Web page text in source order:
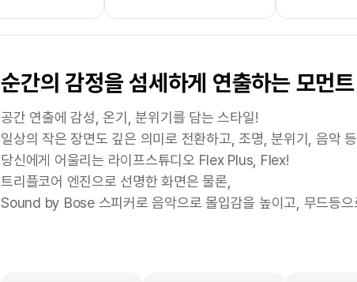
마음껏 포토출력을 하고 싶은 즐거움 추
인생 여행을 위해 여권을 준비하는데 간단히 셀프 출력을 하고
학교 숙제로 가족 사진을 당장 가져가야 하는 상황에서 손쉽게
내가 좋아하는 스타의 모습을 포토카드로 만들고 스페셜한 종이
다양한 잉크 컬러 구성과 포토용 잉크를 사용하여 포토 & 그래픽
문서출력 위주의 소규모 사업자 및 스타
스타트업 및 소규모 사업자의 경우 출력의 니즈가 불규칙하게 발
프린터가 꼭 필요한 경우라면 넉넉한 잉크 용량과 빠른 출력 속
력속도, 높은 출력 품질, ADF, 대용량 급지함, 유ㆍ무선 네트워
줍니다.
좁은 공간에서 간편하게 스캔하고 싶으
책상 위 다양한 전자기기로 공간이 협소해도 OK!
협소한 공간에서도 프린트물, 유인물을 손쉽게 전자화하여 나만
엡손의 텍스트 향상, 색상 제거, 가장자리 보정 등의 기능으로 보
PDF로 원하는 텍스트를 손쉽게 찾아볼 수 있습니다.
복잡한 주방, 바라보기만 해도기분 좋은
원하시는 분
LW-K200DA <곰돌이 푸> 네이머로 주방 공간을 더욱 귀엽고
귀여운 곰돌이 푸 캐릭터를 출력하여 냉장고 정리부터 이유식
냉장고 속 반찬통을 구분하거나, 이유식의 만든 날짜를 적어 신
순간의 감정을 섬세하게 연출하는 모먼
공간 연출에 감성, 온기, 분위기를 담는 스타일!
일상의 작은 장면도 깊은 의미로 전환하고, 조명, 분위기, 음악
당신에게 어울리는 라이프스튜디오 Flex Plus, Flex!
트리플코어 엔진으로 선명한 화면은 물론,
Sound by Bose 스피커로 음악으로 몰입감을 높이고, 무드등으